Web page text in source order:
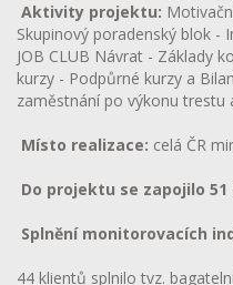
Aktivity projektu:
Skupinový poradenský blok -
JOB CLUB Návrat - Základy
kurzy - Podpůrné kurzy a
zaměstnání po výkonu
Místo realizace: celá ČR
Do projektu se zapojilo
Splnění monitorovacích
44 klientů splnilo tvz.